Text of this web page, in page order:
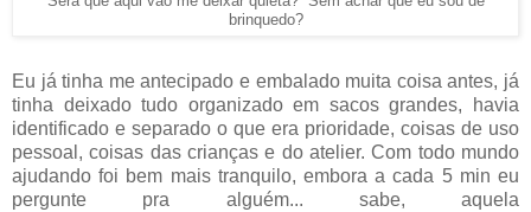
brinquedo?
Eu já tinha me antecipado e embalado muita coisa antes, já
tinha deixado tudo organizado em sacos grandes, havia
identificado e separado o que era prioridade, coisas de uso
pessoal, coisas das crianças e do atelier. Com todo mundo
ajudando foi bem mais tranquilo, embora a cada 5 min eu
pergunte pra alguém... sabe, aquela